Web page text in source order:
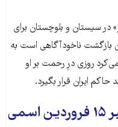
در سیستان و بلوچستان برای
بازگشت ناخودآگاهی است به
روزی درِ رحمت بر او
ایران قرار بگیرد.
هرچند خامنه‌ای در منبر ۱۵ فروردین اسمی